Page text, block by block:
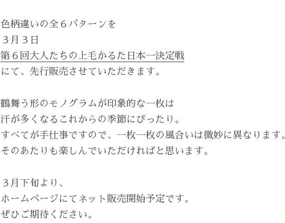
色柄違いの全６パターンを
３月３日
第６回大人たちの上毛かるた日本一決定戦
にて、先行販売させていただきます。
鶴舞う形のモノグラムが印象的な一枚は
汗が多くなるこれからの季節にぴったり。
すべてが手仕事ですので、一枚一枚の風合いは微妙に異なります。
そのあたりも楽しんでいただければと思います。
３月下旬より、
ホームページにてネット販売開始予定です。
ぜひご期待ください。